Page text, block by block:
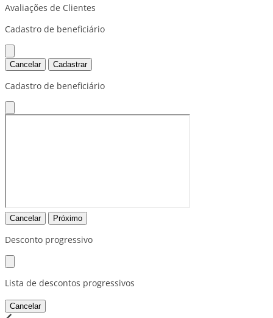
Avaliações de Clientes
Cadastro de beneficiário
Cancelar Cadastrar
Cadastro de beneficiário
Cancelar Próximo
Desconto progressivo
Lista de descontos progressivos
Cancelar